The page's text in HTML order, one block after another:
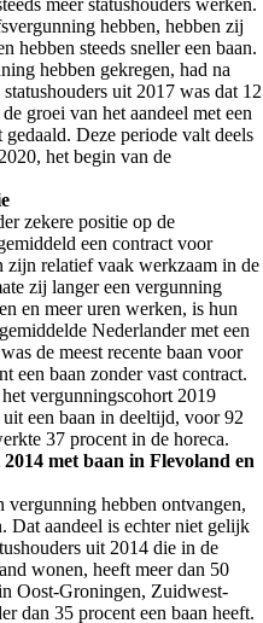
meer statushouders werken.
hebben, hebben zij
hebben steeds sneller een baan.
hebben gekregen, had na
uit 2017 was dat 12
groei van het aandeel met een
Deze periode valt deels
het begin van de
zekere positie op de
een contract voor
zijn relatief vaak werkzaam in de
zij langer een vergunning
en meer uren werken, is hun
Nederlander met een
de meest recente baan voor
een baan zonder vast contract.
vergunningscohort 2019
een baan in deeltijd, voor 92
37 procent in de horeca.
met baan in Flevoland en
vergunning hebben ontvangen,
Dat aandeel is echter niet gelijk
uit 2014 die in de
wonen, heeft meer dan 50
Oost-Groningen, Zuidwest-
dan 35 procent een baan heeft.